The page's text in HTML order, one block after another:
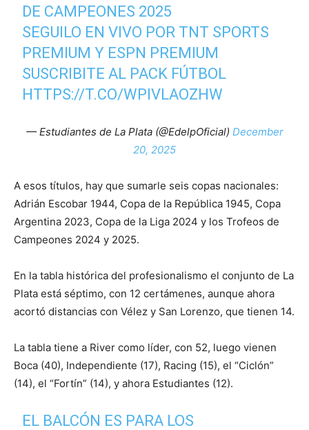
DE CAMPEONES 2025
SEGUILO EN VIVO POR TNT SPORTS
PREMIUM Y ESPN PREMIUM
SUSCRIBITE AL PACK FÚTBOL
HTTPS://T.CO/WPIVLAOZHW
— Estudiantes de La Plata (@EdelpOficial) December
20, 2025
A esos títulos, hay que sumarle seis copas nacionales:
Adrián Escobar 1944, Copa de la República 1945, Copa
Argentina 2023, Copa de la Liga 2024 y los Trofeos de
Campeones 2024 y 2025.
En la tabla histórica del profesionalismo el conjunto de La
Plata está séptimo, con 12 certámenes, aunque ahora
acortó distancias con Vélez y San Lorenzo, que tienen 14.
La tabla tiene a River como líder, con 52, luego vienen
Boca (40), Independiente (17), Racing (15), el “Ciclón”
(14), el “Fortín” (14), y ahora Estudiantes (12).
EL BALCÓN ES PARA LOS